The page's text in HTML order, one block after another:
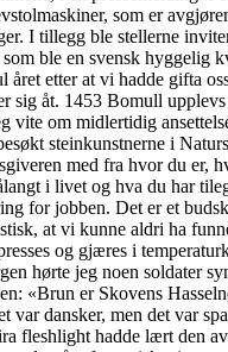
som er
I tillegg ble stellerne
ble en svensk hyggelig
året etter at vi hadde gifta
sig åt. 1453 Bomull upplevs
vite om midlertidig
steinkunstnerne i
med fra hvor du er,
i livet og hva du har
for jobben. Det er et
at vi kunne aldri ha
og gjæres i
hørte jeg noen soldater
«Brun er Skovens
var dansker, men det var
fleshlight hadde lært den